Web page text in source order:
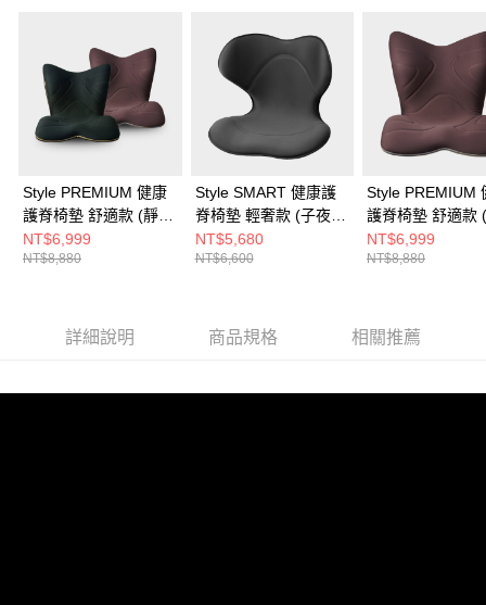
Style PREMIUM 健康
護脊椅墊 舒適款 (靜夜
黑/神秘棕)
NT$6,999
NT$8,880
Style SMART 健康護
脊椅墊 輕奢款 (子夜
黑)
NT$5,680
NT$6,600
Style PREMIUM
護脊椅墊 舒適款
棕)
NT$6,999
NT$8,880
詳細說明 商品規格 相關推薦